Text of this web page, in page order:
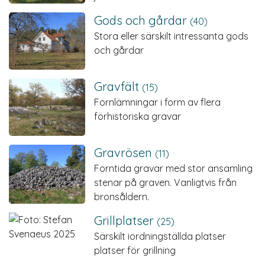
Gods och gårdar (40)
Stora eller särskilt intressanta gods
och gårdar
Gravfält (15)
Fornlämningar i form av flera
förhistoriska gravar
Gravrösen (11)
Forntida gravar med stor ansamling
stenar på graven. Vanligtvis från
bronsåldern.
Grillplatser (25)
Särskilt iordningställda platser
platser för grillning